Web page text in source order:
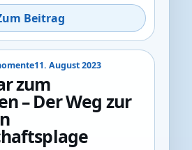
Beitrag
11. August 2023
zum
– Der Weg zur